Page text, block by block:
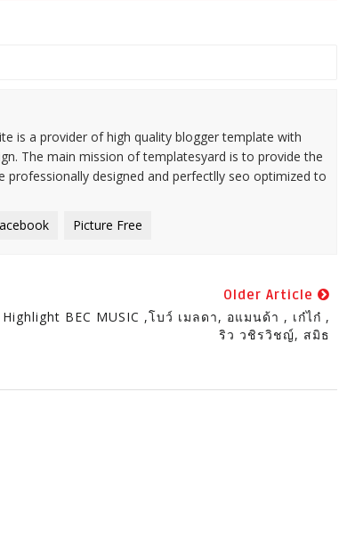
is a provider of high quality blogger template with
The main mission of templatesyard is to provide the
professionally designed and perfectlly seo optimized to
Picture Free
Older Article
Highlight BEC MUSIC ,โบว์ เมลดา, อแมนด้า , เก๋ไก๋ ,
ริว วชิรวิชญ์, สมิธ